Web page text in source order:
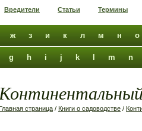
Вредители Статьи Термины
ж з и к л м н о
g h i j k m n
страница / Книги о садоводстве /